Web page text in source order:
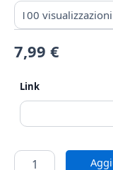
7,99 €
Link